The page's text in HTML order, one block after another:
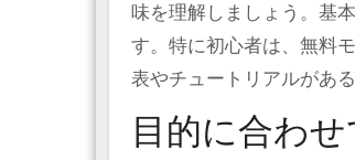
味を理解しましょう。基
す。特に初心者は、無料
表やチュートリアルがあ
目的に合わ